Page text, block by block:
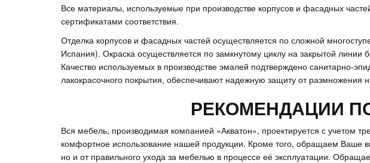
Все материалы, используемые при производстве корпусов и фасадных
сертификатами соответствия.
Отделка корпусов и фасадных частей осуществляется по сложной
Испания). Окраска осуществляется по замкнутому циклу на закрытой линии
Качество используемых в производстве эмалей подтверждено санитарно-
лакокрасочного покрытия, обеспечивают надежную защиту от
РЕКОМЕНДАЦИИ
Вся мебель, производимая компанией «Акватон», проектируется с учетом
комфортное использование нашей продукции. Кроме того, обращаем Ваше
но и от правильного ухода за мебелью в процессе её эксплуатации.